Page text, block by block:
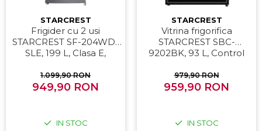
STARCREST
Frigider cu 2 usi
STARCREST SF-204WD-
SLE, 199 L, Clasa E,
LED, Termostat Ajustabil,
Usi reversibile, H 143 cm,
1.099,90 RON
949,90 RON
IN STOC
STARCREST
Vitrina frigorifica
STARCREST SBC-
9202BK, 93 L, Control
H 83.2 cm, Negru
979,90 RON
959,90 RON
IN STOC